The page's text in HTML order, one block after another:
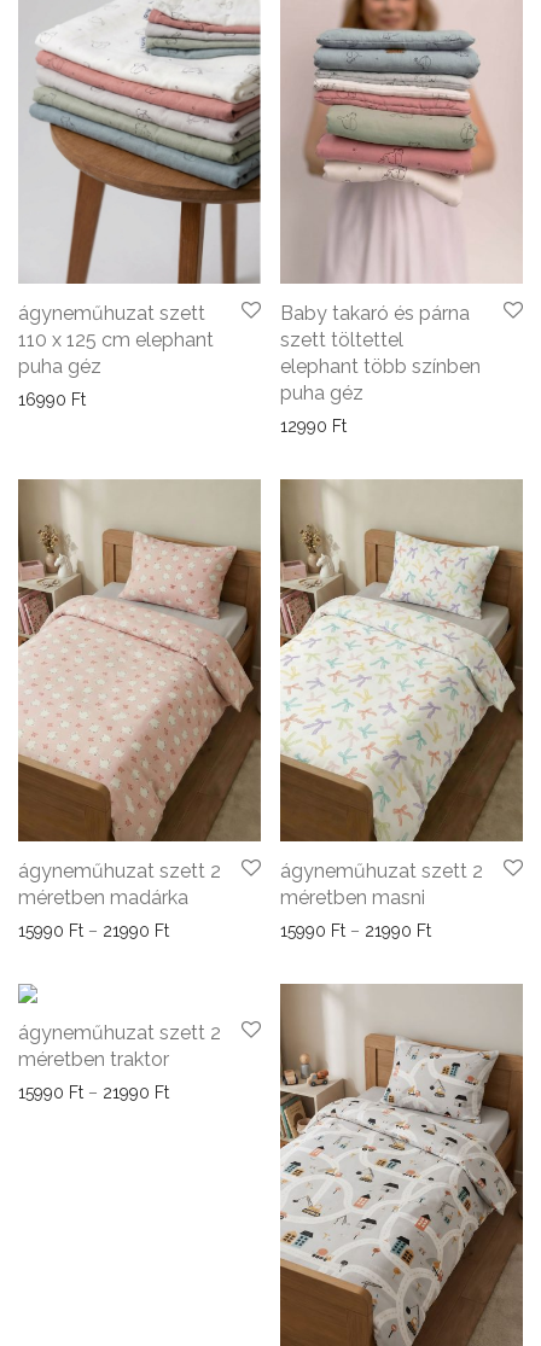
ágyneműhuzat szett
110 x 125 cm elephant
puha géz
16990 Ft
Baby takaró és párna
szett töltettel
elephant több színben
puha géz
12990 Ft
ágyneműhuzat szett 2
méretben madárka
15990 Ft – 21990 FtÁrtartomány: 15990 Ft - 21990 Ft
ágyneműhuzat szett 2
méretben masni
15990 Ft – 21990 FtÁrtartomány:
ágyneműhuzat szett 2
méretben traktor
15990 Ft – 21990 FtÁrtartomány: 15990 Ft - 21990 Ft